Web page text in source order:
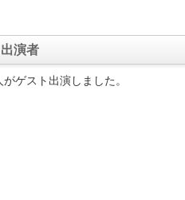
演者
ゲスト出演しました。